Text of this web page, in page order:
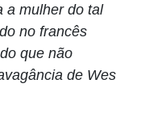
a mulher do tal
no francês
que não
de Wes